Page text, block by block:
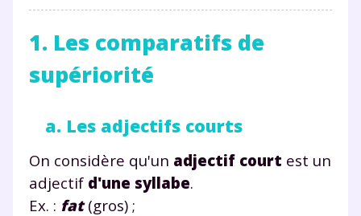
1. Les comparatifs de
supériorité
a. Les adjectifs courts
On considère qu'un adjectif court est un
adjectif d'une syllabe.
Ex. : fat(gros) ;